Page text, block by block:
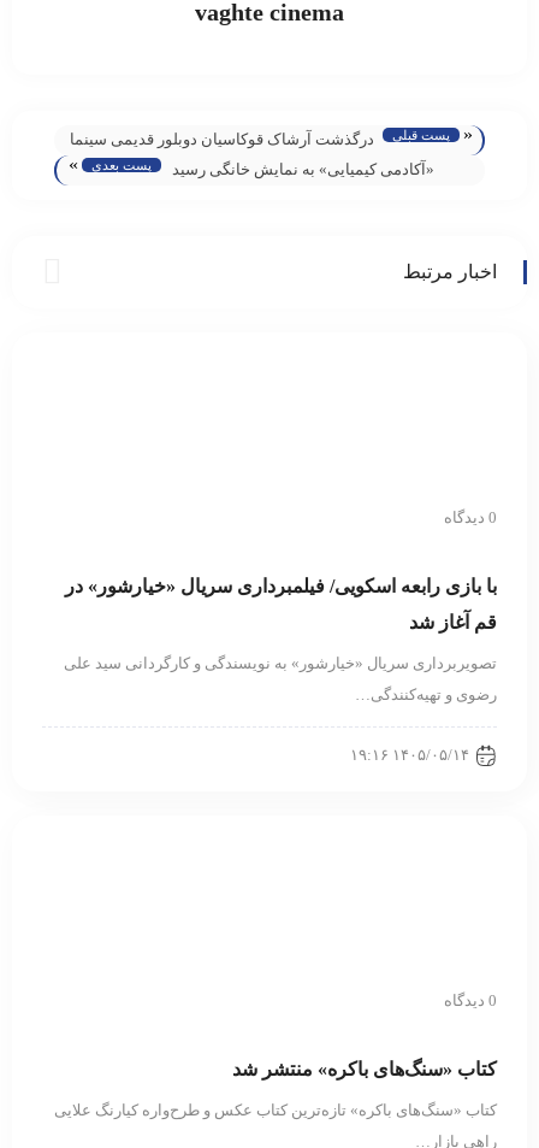
vaghte cinema
« پست قبلی
درگذشت آرشاک قوکاسیان دوبلور قدیمی سینما
و تلویزیون
«آکادمی کیمیایی» به نمایش خانگی رسید پست بعدی »
اخبار مرتبط
0 دیدگاه
با بازی رابعه اسکویی/ فیلمبرداری سریال «خیارشور» در
قم آغاز شد
تصویربرداری سریال «خیارشور» به نویسندگی و کارگردانی سید علی
رضوی و تهیه‌کنندگی…
۱۴۰۵/۰۵/۱۴ ۱۹:۱۶
0 دیدگاه
کتاب «سنگ‌های باکره» منتشر شد
کتاب «سنگ‌های باکره» تازه‌ترین کتاب عکس و طرح‌واره کیارنگ علایی
راهی بازار…